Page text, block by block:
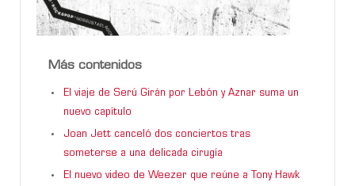
Más contenidos
El viaje de Serú Girán por Lebón y Aznar suma un
nuevo capítulo
Joan Jett canceló dos conciertos tras
someterse a una delicada cirugía
El nuevo video de Weezer que reúne a Tony Hawk